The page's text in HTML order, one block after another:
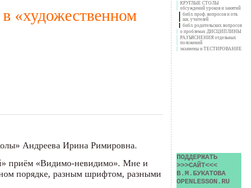
в «художественном
Андреева Ирина Римировна.
приём «Видимо-невидимо». Мне и
порядке, разным шрифтом, разными
КРУГЛЫЕ СТОЛЫ
обсуждений уроков и занятий
библ. проф. вопросов и отв.
шк. учителей
библ. родительских вопросов
о проблемах ДИСЦИПЛИНЫ
РАЗЪЯСНЕНИЯ отдельных
положений
экзамены и ТЕСТИРОВАНИЕ
ПОДДЕРЖАТЬ
>>>САЙТ<<<
В.М.БУКАТОВА
OPENLESSON.RU